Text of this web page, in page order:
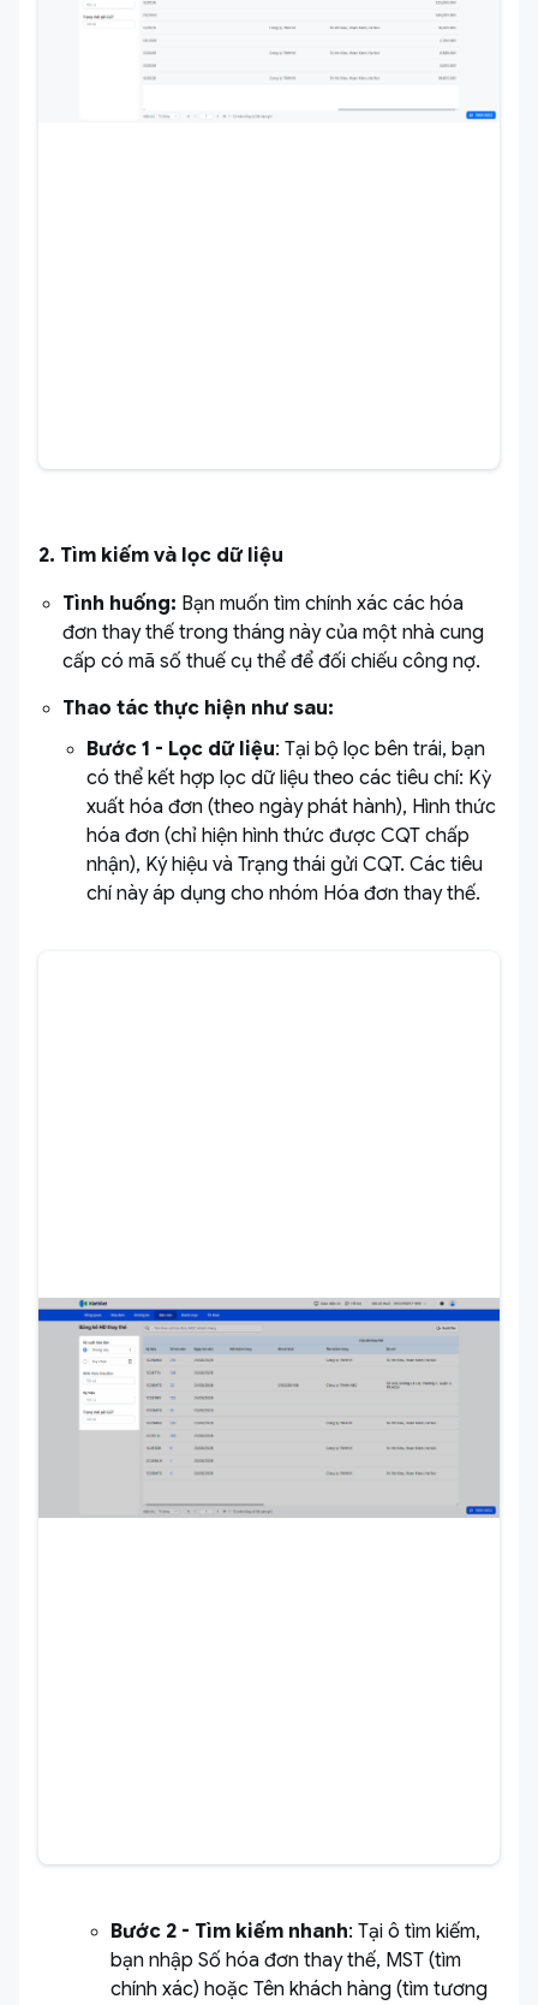
2. Tìm kiếm và lọc dữ liệu
Tình huống: Bạn muốn tìm chính xác các hóa
đơn thay thế trong tháng này của một nhà cung
cấp có mã số thuế cụ thể để đối chiếu công nợ.
Thao tác thực hiện như sau:
Bước 1 - Lọc dữ liệu: Tại bộ lọc bên trái, bạn
có thể kết hợp lọc dữ liệu theo các tiêu chí: Kỳ
xuất hóa đơn (theo ngày phát hành), Hình thức
hóa đơn (chỉ hiện hình thức được CQT chấp
nhận), Ký hiệu và Trạng thái gửi CQT. Các tiêu
chí này áp dụng cho nhóm Hóa đơn thay thế.
Bước 2 - Tìm kiếm nhanh: Tại ô tìm kiếm,
bạn nhập Số hóa đơn thay thế, MST (tìm
chính xác) hoặc Tên khách hàng (tìm tương